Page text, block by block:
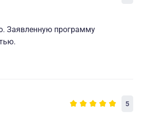
и заняли весь день.
зрения использования
трансфер из Голоустного на
Заявленную программу
5